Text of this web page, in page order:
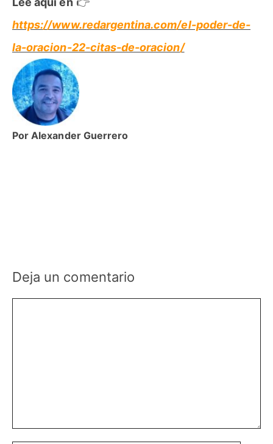
https://www.redargentina.com/el-poder-de-
la-oracion-22-citas-de-oracion/
Por Alexander Guerrero
Deja un comentario